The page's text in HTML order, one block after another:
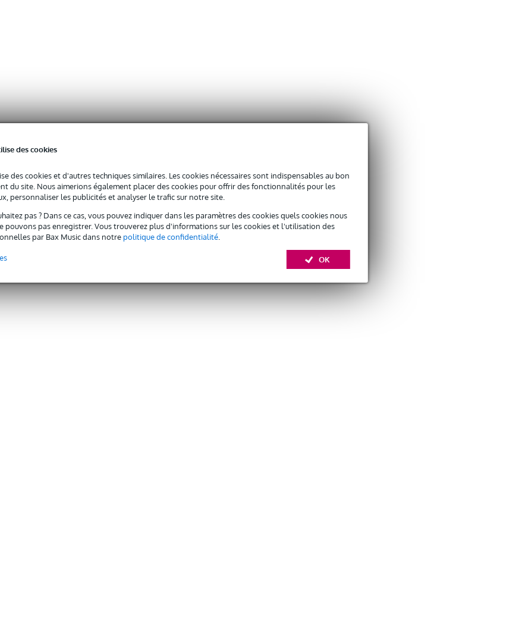
des cookies
des cookies et d'autres techniques similaires. Les cookies nécessaires sont indispensables au bon
du site. Nous aimerions également placer des cookies pour offrir des fonctionnalités pour les
personnaliser les publicités et analyser le trafic sur notre site.
pas ? Dans ce cas, vous pouvez indiquer dans les paramètres des cookies quels cookies nous
pouvons pas enregistrer. Vous trouverez plus d'informations sur les cookies et l'utilisation des
par Bax Music dans notrepolitique de confidentialité.
OK